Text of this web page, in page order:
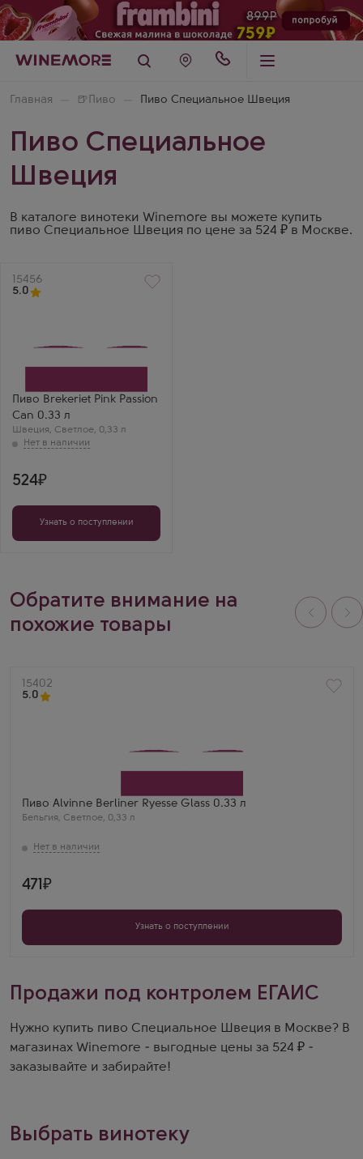
Главная 🍺 Пиво Пиво Специальное Швеция
Пиво Специальное
Швеция
В каталоге винотеки Winemore вы можете купить
пиво Специальное Швеция по цене за 524 ₽ в Москве.
Артикул
15456
5.0
Пиво Brekeriet Pink Passion
Can 0.33 л
Швеция, Светлое, 0,33 л
524
Узнать о поступлении
Обратите внимание на
похожие товары
Артикул
15402
5.0
Пиво Alvinne Berliner Ryesse Glass 0.33 л
Бельгия, Светлое, 0,33 л
471
Узнать о поступлении
Продажи под контролем ЕГАИС
Нужно купить пиво Специальное Швеция в Москве? В
магазинах Winemore - выгодные цены за 524 ₽ -
заказывайте и забирайте!
Выбрать винотеку